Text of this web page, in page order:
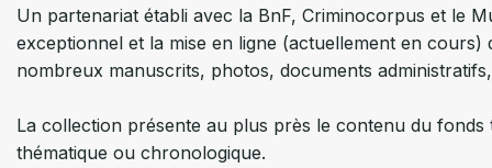
Un partenariat établi avec la BnF, Criminocorpus et le
exceptionnel et la mise en ligne (actuellement en
nombreux manuscrits, photos, documents
La collection présente au plus près le contenu du fonds
thématique ou chronologique.